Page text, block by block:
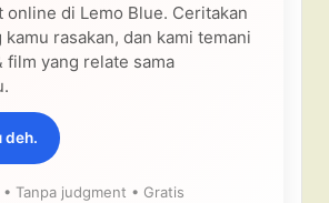
online di Lemo Blue. Ceritakan
kamu rasakan, dan kami temani
film yang relate sama
deh.
Tanpa judgment • Gratis